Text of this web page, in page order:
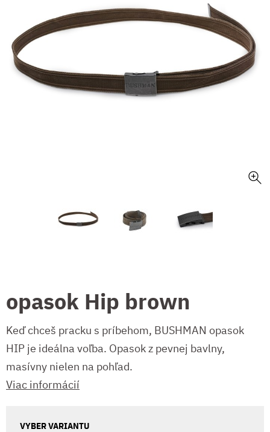
opasok Hip brown
Keď chceš pracku s príbehom, BUSHMAN opasok
HIP je ideálna voľba. Opasok z pevnej bavlny,
masívny nielen na pohľad.
Viac informácií
VYBER VARIANTU